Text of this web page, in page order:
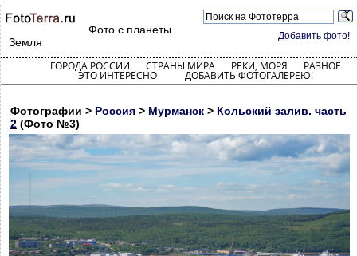
Добавить фото!
Фото с планеты
Земля
ГОРОДА РОССИИ СТРАНЫ МИРА РЕКИ, МОРЯ РАЗНОЕ
ЭТО ИНТЕРЕСНО ДОБАВИТЬ ФОТОГАЛЕРЕЮ!
Фотографии > Россия > Мурманск > Кольский залив. часть
2 (Фото №3)